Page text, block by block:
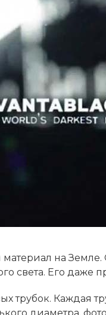
на Земле.
света. Его
трубок. Каждая